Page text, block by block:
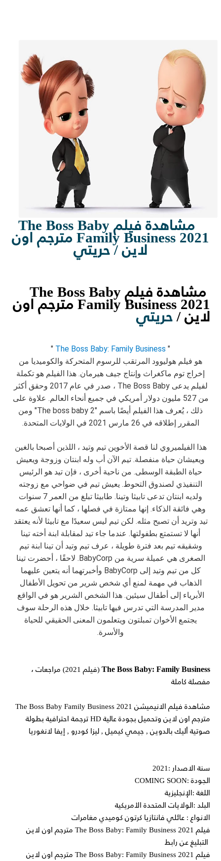
مشاهدة فيلم The Boss Baby
Family Business 2021 مترجم اونلاين / حريتي
مشاهدة فيلم The Boss Baby
Family Business 2021 مترجم اون لاين /حريتي
"
The Boss Baby: Family Business
"
هو فيلم هوليوود المرتقب للرسوم المتحركة والكوميديا ​​من
إخراج توم ماكغراث وإنتاج جيف هيرمان. هذا الفيلم هو تكملة
لفيلم يدعى The Boss Baby ، صدر في عام 2017 وحقق أكثر
من 527 مليون دولار أمريكي في جميع أنحاء العالم.
علاوة على
ذلك ، يُعرف هذا الفيلم أيضًا باسم "The boss baby 2" ومن
المقرر إطلاقه في 26 مارس 2021 في الولايات المتحدة.
هذا الفيلميروي لنا قصة الأخوين تيم وتيد ، اللذين أصبحا بالغين
ويعيشان حياة منفصلة. تيم الآن أب وله ابنتان وزوجة ويعيش
حياة الطبقة الوسطى. من ناحية أخرى ، فإن تيد هو الرئيس
التنفيذي لصندوق التحوط. يعيش تيم في ضواحي مع زوجته
ولديه ابنتان تدعى تابيثا وتينا.
طابيثا تبلغ من العمر 7 سنوات
وهي فائقة الذكاء. إنها ممتازة في فصلها ، كما أنها تعشق عمه
تيد وتريد أن تصبح مثله. لكن تيم ليس سعيدًا مع تابيثا لأنه يعتقد
أنها لا تستمتع بطفولتها. عندما جاء تيد لمقابلة ابنة أخته تينا
وشقيقه تيم بعد فترة طويلة ، عرف تيم وتيد أن تينا ابنة تيم
الصغرى هي عميلة سرية من BabyCorp.
لاحقًا ، أحضرت تينا
كل من تيم وتيد إلى BabyCorp وأخبرتهما أنه يتعين عليهما
الذهاب في مهمة لمنع أي شخص شرير من تحويل الأطفال
الأبرياء إلى أطفال سيئين.هذا الشخص الشرير هو في الواقع
مدير المدرسة التي تدرس فيها تابيثا. خلال هذه الرحلة سوف
يجتمع الأخوان تمبلتون ويتعلمون المعنى الحقيقي للحياة
والأسرة.
The Boss Baby: Family Business
(فيلم 2021) مراجعات ،
مفصلة كاملة
مشاهدة فيلم الانيميشن The Boss Baby Family Business 2021
مترجم اون لاين وتحميل بجودة عالية HD ترجمة احترافية بطولة
صوتية أليك بالدوين , جيمي كيميل , ليزا كودرو , إيفا لانغوريا
سنة الاصدار :2021
الجودة :COMING SOON
اللغة :الإنجليزية
البلد :الولايات المتحدة الأمريكية
الانواع : عائلي فانتازيا كرتون كوميدي مغامرات
فيلم The Boss Baby: Family Business 2021 مترجم اون لاين
التبليغ عن رابط
فيلم The Boss Baby: Family Business 2021 مترجم اون لاين